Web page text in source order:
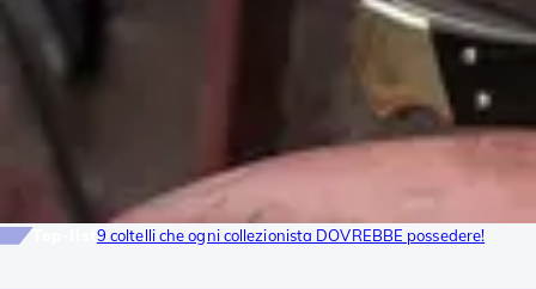
9 coltelli che ogni collezionista DOVREBBE possedere!